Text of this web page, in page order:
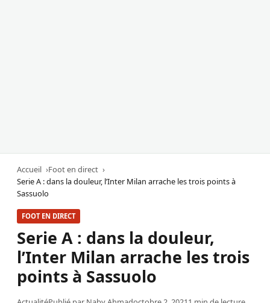
Accueil
Foot en direct
Serie A : dans la douleur, l’Inter Milan arrache les trois points à
Sassuolo
FOOT EN DIRECT
Serie A : dans la douleur,
l’Inter Milan arrache les trois
points à Sassuolo